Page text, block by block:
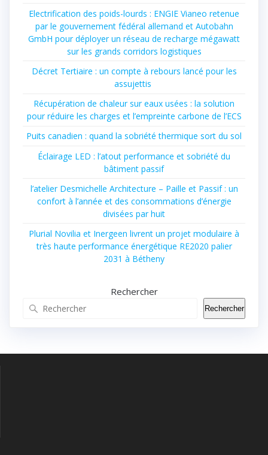
Electrification des poids-lourds : ENGIE Vianeo retenue
par le gouvernement fédéral allemand et Autobahn
GmbH pour déployer un réseau de recharge mégawatt
sur les grands corridors logistiques
Décret Tertiaire : un compte à rebours lancé pour les
assujettis
Récupération de chaleur sur eaux usées : la solution
pour réduire les charges et l’empreinte carbone de l’ECS
Puits canadien : quand la sobriété thermique sort du sol
Éclairage LED : l’atout performance et sobriété du
bâtiment passif
l’atelier Desmichelle Architecture – Paille et Passif : un
confort à l’année et des consommations d’énergie
divisées par huit
Plurial Novilia et Inergeen livrent un projet modulaire à
très haute performance énergétique RE2020 palier
2031 à Bétheny
Rechercher
Rechercher